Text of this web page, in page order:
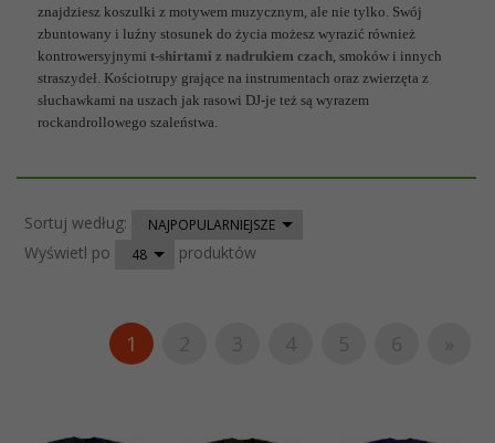
znajdziesz koszulki z motywem muzycznym, ale nie tylko. Swój
zbuntowany i luźny stosunek do życia możesz wyrazić również
kontrowersyjnymi t-shirtami z nadrukiem czach, smoków i innych
straszydeł. Kościotrupy grające na instrumentach oraz zwierzęta z
słuchawkami na uszach jak rasowi DJ-je też są wyrazem
rockandrollowego szaleństwa.
Sortuj według: sortNAJPOPULARNIEJSZE
Wyświetl po pop48 produktów
1